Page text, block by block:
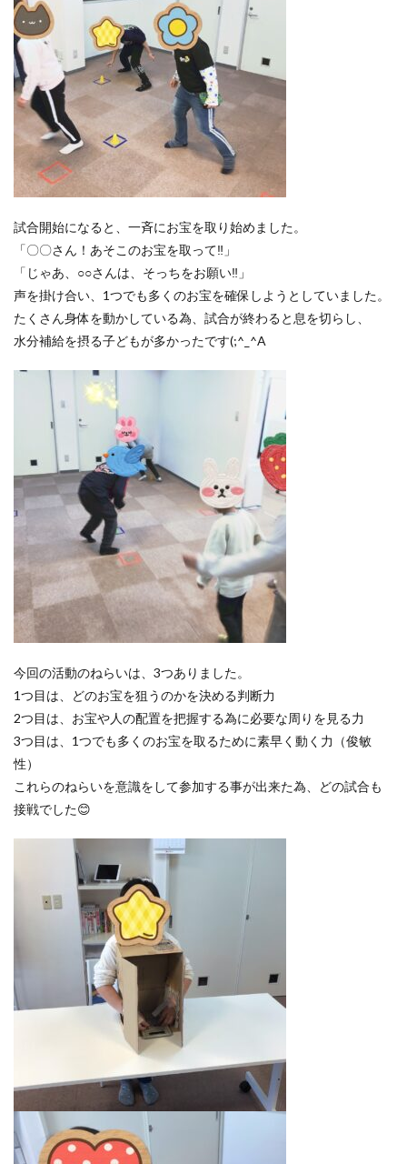
試合開始になると、一斉にお宝を取り始めました。
「〇〇さん！あそこのお宝を取って‼」
「じゃあ、○○さんは、そっちをお願い‼」
声を掛け合い、1つでも多くのお宝を確保しようとしていました。
たくさん身体を動かしている為、試合が終わると息を切らし、
水分補給を摂る子どもが多かったです(;^_^A
今回の活動のねらいは、3つありました。
1つ目は、どのお宝を狙うのかを決める判断力
2つ目は、お宝や人の配置を把握する為に必要な周りを見る力
3つ目は、1つでも多くのお宝を取るために素早く動く力（俊敏
性）
これらのねらいを意識をして参加する事が出来た為、どの試合も
接戦でした😊